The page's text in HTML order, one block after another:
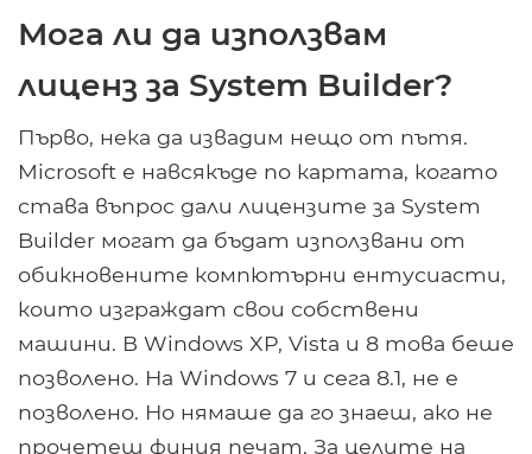
Мога ли да използвам
лиценз за System Builder?
Първо, нека да извадим нещо от пътя.
Microsoft е навсякъде по картата, когато
става въпрос дали лицензите за System
Builder могат да бъдат използвани от
обикновените компютърни ентусиасти,
които изграждат свои собствени
машини. В Windows XP, Vista и 8 това беше
позволено. На Windows 7 и сега 8.1, не е
позволено. Но нямаше да го знаеш, ако не
прочетеш финия печат. За целите на